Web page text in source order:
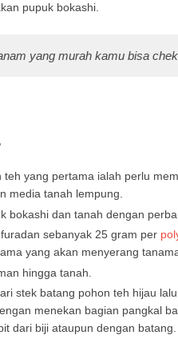
pupuk bokashi.
yang murah kamu bisa
teh yang pertama ialah perlu
media tanah lempung.
bokashi dan tanah dengan
sebanyak 25 gram per
yang akan menyerang
hingga tanah.
stek batang pohon teh hijau
menekan bagian pangkal
dari biji ataupun dengan batang.